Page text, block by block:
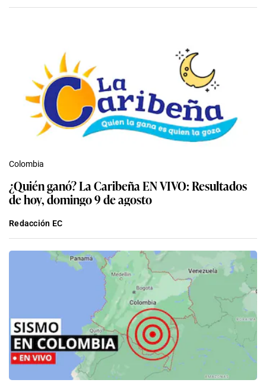
Colombia
¿Quién ganó? La Caribeña EN VIVO: Resultados
de hoy, domingo 9 de agosto
Redacción EC